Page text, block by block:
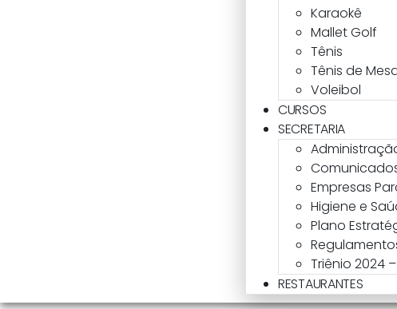
Karaokê
Mallet Golf
Tênis
Tênis de
Voleibol
CURSOS
SECRETARIA
Empresas
Higiene e
Plano
Triênio 2024
RESTAURANTES